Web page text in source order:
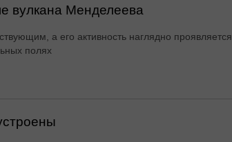
вулкана Менделеева
а его активность наглядно проявляется
полях